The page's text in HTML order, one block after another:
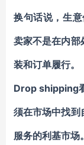
换句话说，生
卖家不是在内部
装和订单履行。
Drop shipping
须在市场中找到
服务的利基市场。